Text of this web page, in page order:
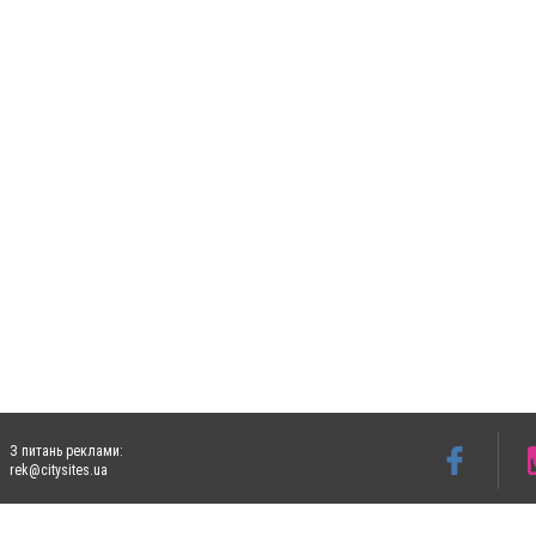
З питань реклами:
rek@citysites.ua